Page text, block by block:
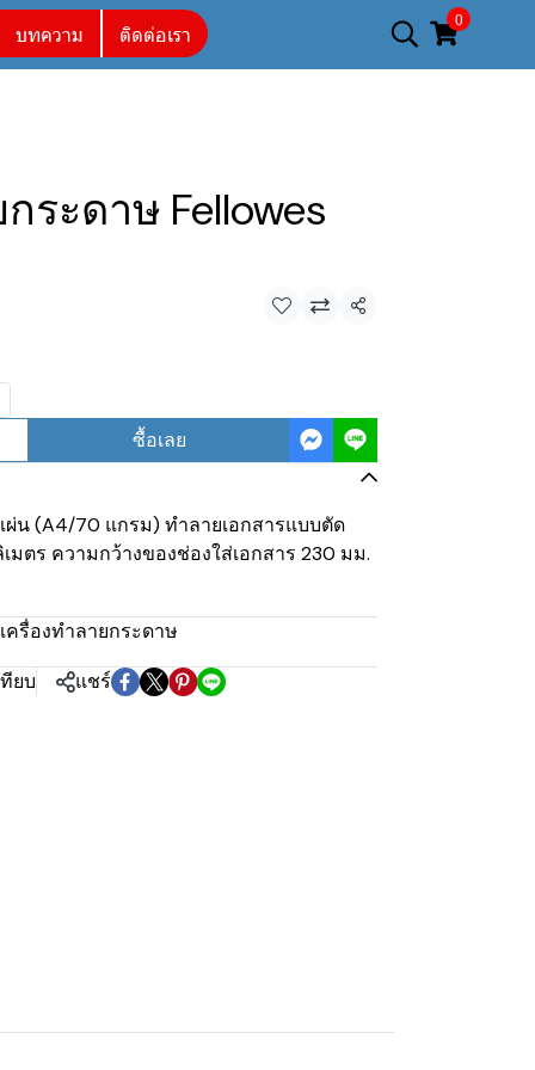
บทความ ติดต่อเรา 0
ระดาษ Fellowes
แชร์
ซื้อเลย
ผ่น (A4/70 แกรม) ทำลายเอกสารแบบตัด
มตร ความกว้างของช่องใส่เอกสาร 230 มม.
เครื่องทำลายกระดาษ
ยบ
แชร์